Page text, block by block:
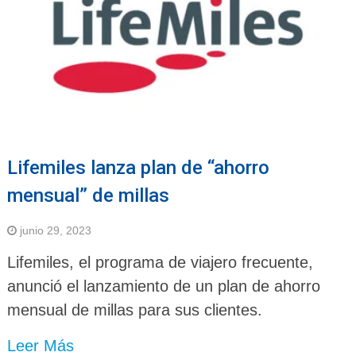
Lifemiles lanza plan de “ahorro
mensual” de millas
junio 29, 2023
Lifemiles, el programa de viajero frecuente,
anunció el lanzamiento de un plan de ahorro
mensual de millas para sus clientes.
Leer Más